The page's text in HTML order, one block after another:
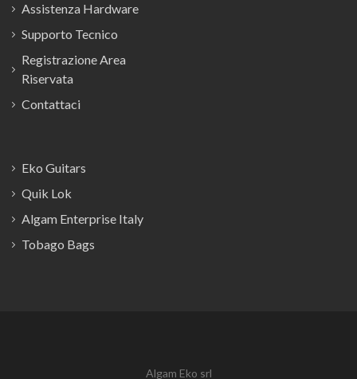
Assistenza Hardware
Supporto Tecnico
Registrazione Area
Riservata
Contattaci
Eko Guitars
Quik Lok
Algam Enterprise Italy
Tobago Bags
Algam Eko srl